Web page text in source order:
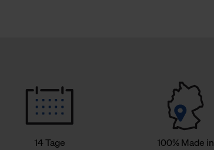
14 Tage
100% Made in